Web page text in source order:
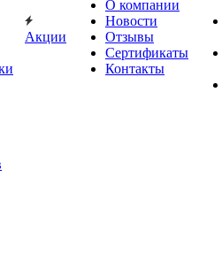
Акции
О компании
Новости
Отзывы
Сертификаты
Контакты